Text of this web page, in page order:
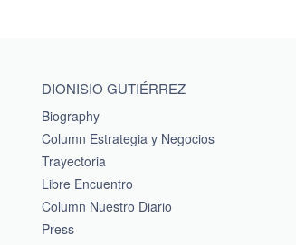
DIONISIO GUTIÉRREZ
Biography
Column Estrategia y Negocios
Trayectoria
Libre Encuentro
Column Nuestro Diario
Press